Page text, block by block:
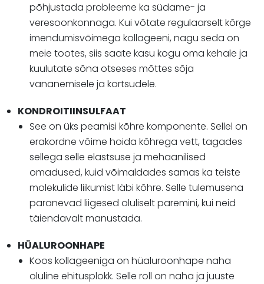
põhjustada probleeme ka südame- ja
veresoonkonnaga. Kui võtate regulaarselt kõrge
imendumisvõimega kollageeni, nagu seda on
meie tootes, siis saate kasu kogu oma kehale ja
kuulutate sõna otseses mõttes sõja
vananemisele ja kortsudele.
KONDROITIINSULFAAT
See on üks peamisi kõhre komponente. Sellel on
erakordne võime hoida kõhrega vett, tagades
sellega selle elastsuse ja mehaanilised
omadused, kuid võimaldades samas ka teiste
molekulide liikumist läbi kõhre. Selle tulemusena
paranevad liigesed oluliselt paremini, kui neid
täiendavalt manustada.
HÜALUROONHAPE
Koos kollageeniga on hüaluroonhape naha
oluline ehitusplokk. Selle roll on naha ja juuste